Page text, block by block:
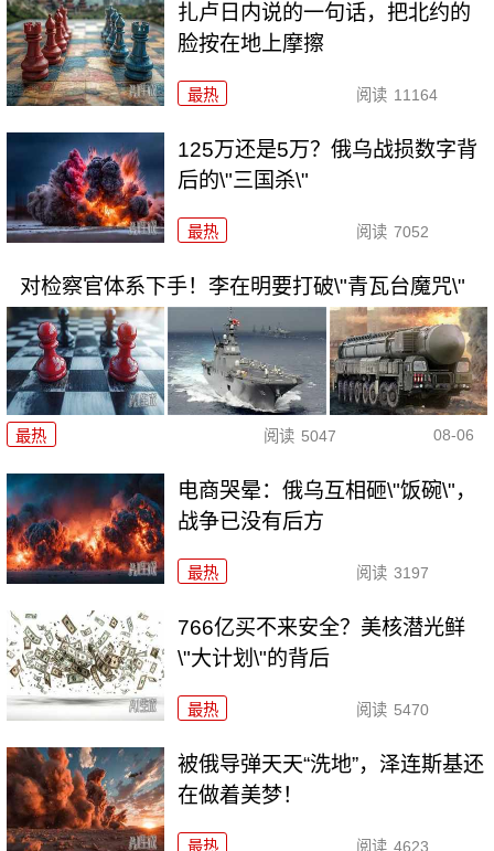
扎卢日内说的一句话，把北约的
脸按在地上摩擦
最热 阅读 11164
125万还是5万？俄乌战损数字背
后的\"三国杀\"
最热 阅读 7052
对检察官体系下手！李在明要打破\"青瓦台魔咒\"
最热 阅读 5047 08-06
电商哭晕：俄乌互相砸\"饭碗\"，
战争已没有后方
最热 阅读 3197
766亿买不来安全？美核潜光鲜
\"大计划\"的背后
最热 阅读 5470
被俄导弹天天“洗地”，泽连斯基还
在做着美梦！
最热 阅读 4623